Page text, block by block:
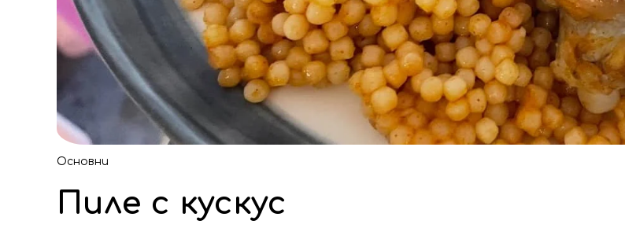
Основни
Пиле с кускус